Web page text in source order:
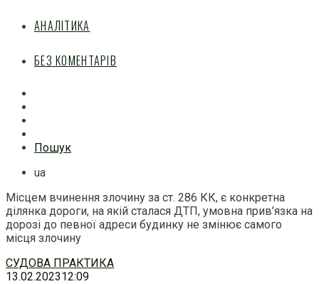
АНАЛІТИКА
БЕЗ КОМЕНТАРІВ
Пошук
ua
Місцем вчинення злочину за ст. 286 КК, є конкретна
ділянка дороги, на якій сталася ДТП, умовна прив’язка на
дорозі до певної адреси будинку не змінює самого
місця злочину
Перейти
до
СУДОВА ПРАКТИКА
13.02.202312:09